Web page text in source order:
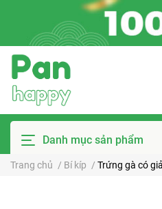
Danh mục sản phẩm
Trang chủ / Bí kíp / Trứng gà có